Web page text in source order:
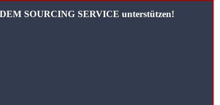
SOURCING SERVICE unterstützen!